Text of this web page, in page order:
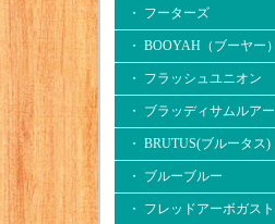
・ フーターズ
・ BOOYAH（ブーヤー）
・ フラッシュユニオン
・ ブラッディサムルアー
・ BRUTUS(ブルータス)
・ ブルーブルー
・ フレッドアーボガスト